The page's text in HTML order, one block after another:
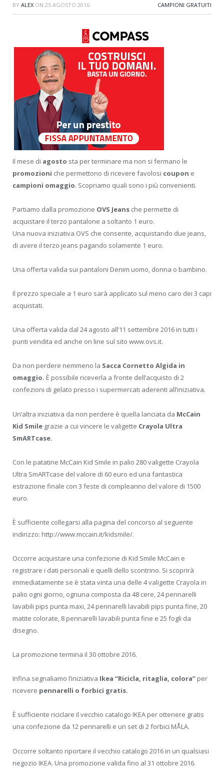
BY ALEX ON 25 AGOSTO 2016 CAMPIONI GRATUITI
Il mese di agosto sta per terminare ma non si fermano le
promozioni che permettono di ricevere favolosi coupon e
campioni omaggio. Scopriamo quali sono i più convenienti.
Partiamo dalla promozione OVS Jeans che permette di
acquistare il terzo pantalone a soltanto 1 euro.
Una nuova iniziativa OVS che consente, acquistando due jeans,
di avere il terzo jeans pagando solamente 1 euro.
Una offerta valida sui pantaloni Denim uomo, donna o bambino.
Il prezzo speciale a 1 euro sarà applicato sul meno caro dei 3 capi
acquistati.
Una offerta valida dal 24 agosto all’11 settembre 2016 in tutti i
punti vendita ed anche on line sul sito www.ovs.it.
Da non perdere nemmeno la Sacca Cornetto Algida in
omaggio. È possibile riceverla a fronte dell’acquisto di 2
confezioni di gelato presso i supermercati aderenti all’iniziativa.
Un’altra iniziativa da non perdere è quella lanciata da McCain
Kid Smile grazie a cui vincere le valigette Crayola Ultra
SmARTcase.
Con le patatine McCain Kid Smile in palio 280 valigette Crayola
Ultra SmARTcase del valore di 60 euro ed una fantastica
estrazione finale con 3 feste di compleanno del valore di 1500
euro.
È sufficiente collegarsi alla pagina del concorso al seguente
indirizzo: http://www.mccain.it/kidsmile/.
Occorre acquistare una confezione di Kid Smile McCain e
registrare i dati personali e quelli dello scontrino. Si scoprirà
immediatamente se è stata vinta una delle 4 valigette Crayola in
palio ogni giorno, ognuna composta da 48 cere, 24 pennarelli
lavabili pips punta maxi, 24 pennarelli lavabili pips punta fine, 20
matite colorate, 8 pennarelli lavabili punta fine e 25 fogli da
disegno.
La promozione termina il 30 ottobre 2016.
Infina segnaliamo l’iniziativa Ikea “Ricicla, ritaglia, colora” per
ricevere pennarelli o forbici gratis.
È sufficiente riciclare il vecchio catalogo IKEA per ottenere gratis
una confezione da 12 pennarelli e un set di 2 forbici MÅLA.
Occorre soltanto riportare il vecchio catalogo 2016 in un qualsiasi
negozio IKEA. Una promozione valida fino al 31 ottobre 2016.